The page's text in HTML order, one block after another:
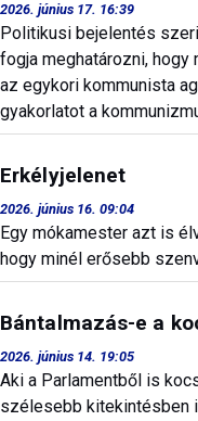
2026. június 17. 16:39
Politikusi bejelentés
fogja meghatározni,
az egykori kommunista
gyakorlatot a
Erkélyjelenet
2026. június 16. 09:04
Egy mókamester azt is
hogy minél erősebb
Bántalmazás-e a
2026. június 14. 19:05
Aki a Parlamentből is
szélesebb kitekintésben